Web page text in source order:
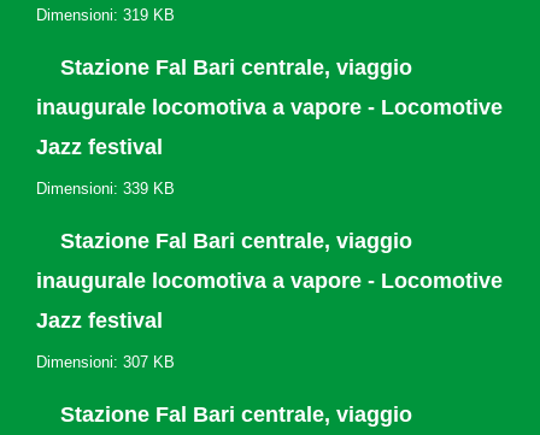
Dimensioni: 319 KB
Stazione Fal Bari centrale, viaggio
inaugurale locomotiva a vapore - Locomotive
Jazz festival
Dimensioni: 339 KB
Stazione Fal Bari centrale, viaggio
inaugurale locomotiva a vapore - Locomotive
Jazz festival
Dimensioni: 307 KB
Stazione Fal Bari centrale, viaggio